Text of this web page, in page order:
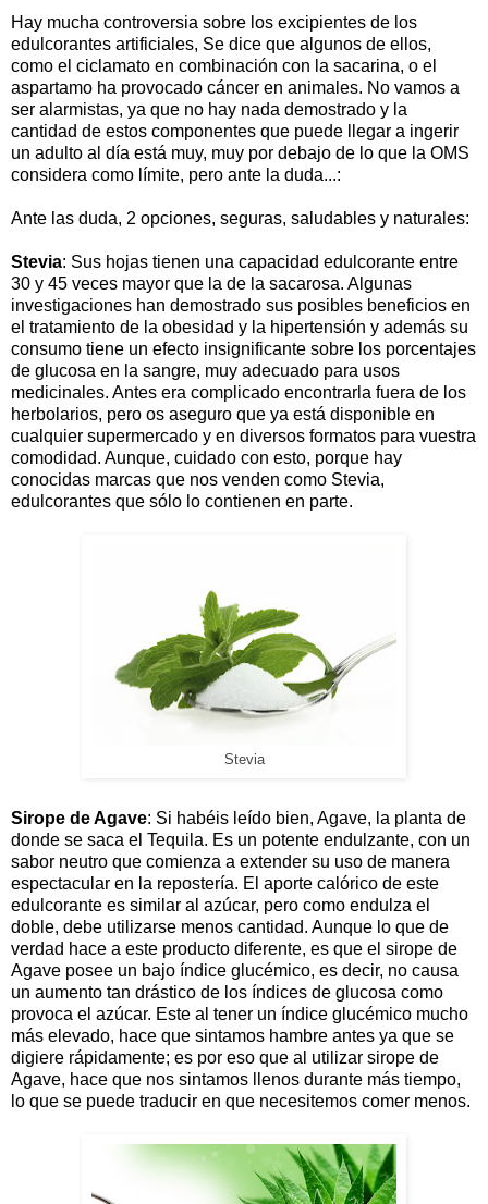
Hay mucha controversia sobre los excipientes de los
edulcorantes artificiales, Se dice que algunos de ellos,
como el ciclamato en combinación con la sacarina, o el
aspartamo ha provocado cáncer en animales. No vamos a
ser alarmistas, ya que no hay nada demostrado y la
cantidad de estos componentes que puede llegar a ingerir
un adulto al día está muy, muy por debajo de lo que la OMS
considera como límite, pero ante la duda...:
Ante las duda, 2 opciones, seguras, saludables y naturales:
Stevia: Sus hojas tienen una capacidad edulcorante entre
30 y 45 veces mayor que la de la sacarosa. Algunas
investigaciones han demostrado sus posibles beneficios en
el tratamiento de la obesidad y la hipertensión y además su
consumo tiene un efecto insignificante sobre los porcentajes
de glucosa en la sangre, muy adecuado para usos
medicinales. Antes era complicado encontrarla fuera de los
herbolarios, pero os aseguro que ya está disponible en
cualquier supermercado y en diversos formatos para vuestra
comodidad. Aunque, cuidado con esto, porque hay
conocidas marcas que nos venden como Stevia,
edulcorantes que sólo lo contienen en parte.
Stevia
Sirope de Agave: Si habéis leído bien, Agave, la planta de
donde se saca el Tequila. Es un potente endulzante, con un
sabor neutro que comienza a extender su uso de manera
espectacular en la repostería. El aporte calórico de este
edulcorante es similar al azúcar, pero como endulza el
doble, debe utilizarse menos cantidad. Aunque lo que de
verdad hace a este producto diferente, es que el sirope de
Agave posee un bajo índice glucémico, es decir, no causa
un aumento tan drástico de los índices de glucosa como
provoca el azúcar. Este al tener un índice glucémico mucho
más elevado, hace que sintamos hambre antes ya que se
digiere rápidamente; es por eso que al utilizar sirope de
Agave, hace que nos sintamos llenos durante más tiempo,
lo que se puede traducir en que necesitemos comer menos.